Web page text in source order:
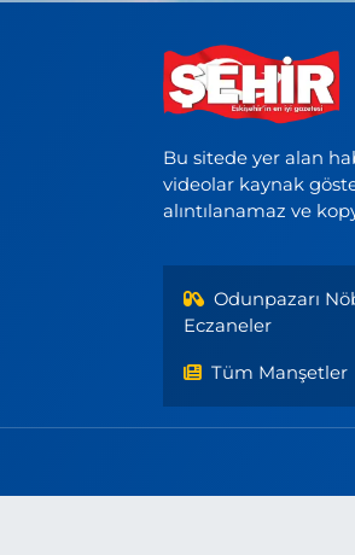
Bu sitede yer alan
videolar kaynak
alıntılanamaz ve
Odunpazarı
Eczaneler
Tüm Manşetler